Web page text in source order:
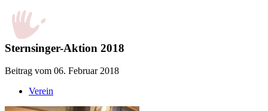
Sternsinger-Aktion 2018
Beitrag vom 06. Februar 2018
Verein